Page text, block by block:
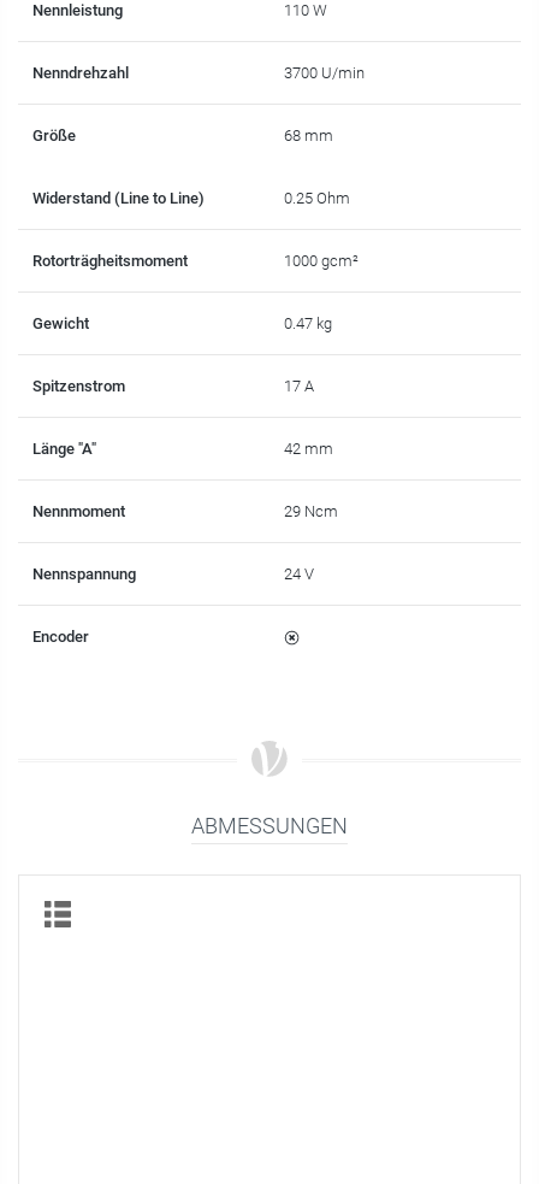
Nennleistung 110 W
Nenndrehzahl 3700 U/min
Größe 68 mm
Widerstand (Line to Line) 0.25 Ohm
Rotorträgheitsmoment 1000 gcm²
Gewicht 0.47 kg
Spitzenstrom 17 A
Länge "A" 42 mm
Nennmoment 29 Ncm
Nennspannung 24 V
Encoder
ABMESSUNGEN